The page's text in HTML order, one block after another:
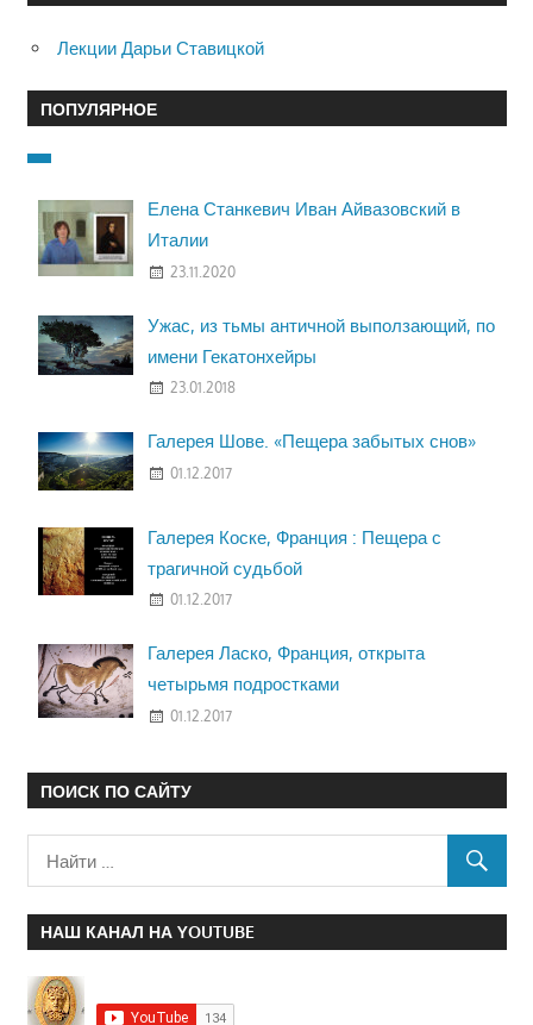
Лекции Дарьи Ставицкой
ПОПУЛЯРНОЕ
Елена Станкевич Иван Айвазовский в
Италии
23.11.2020
Ужас, из тьмы античной выползающий, по
имени Гекатонхейры
23.01.2018
Галерея Шове. «Пещера забытых снов»
01.12.2017
Галерея Коске, Франция : Пещера с
трагичной судьбой
01.12.2017
Галерея Ласко, Франция, открыта
четырьмя подростками
01.12.2017
ПОИСК ПО САЙТУ
НАШ КАНАЛ НА YOUTUBE